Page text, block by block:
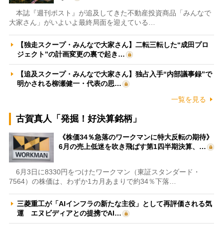
本誌『週刊ポスト』が追及してきた不動産投資商品「みんなで
大家さん」がいよいよ最終局面を迎えている…
【独走スクープ・みんなで大家さん】二転三転した“成田プロ
ジェクト”の計画変更の裏で起き…
【追及スクープ・みんなで大家さん】独占入手“内部議事録”で
明かされる柳瀬健一・代表の思…
一覧を見る
古賀真人「発掘！好決算銘柄」
《株価34％急落のワークマンに特大反転の期待》
6月の売上低迷を吹き飛ばす第1四半期決算、…
6月3日に8330円をつけたワークマン（東証スタンダード・
7564）の株価は、わずか1カ月あまりで約34％下落…
三菱重工が「AIインフラの新たな主役」として再評価される気
運 エヌビディアとの提携でAI…